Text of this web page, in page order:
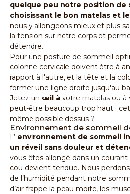
quelque peu notre position de
choisissant le bon matelas et
nous y allongeons mieux et plus
la tension sur notre corps et
détendre.
Pour une posture de sommeil
colonne cervicale doivent être à
rapport à l'autre, et la tête et la
former une ligne droite jusqu'au
Jetez un œil à votre matelas ou à
peut-être beaucoup trop haut :
même possible dessus ?
Environnement de sommeil
L’ environnement de sommeil
un réveil sans douleur et
vous êtes allongé dans un courant
cou devient tendue. Nous
de l’humidité pendant notre
d’air frappe la peau moite, les